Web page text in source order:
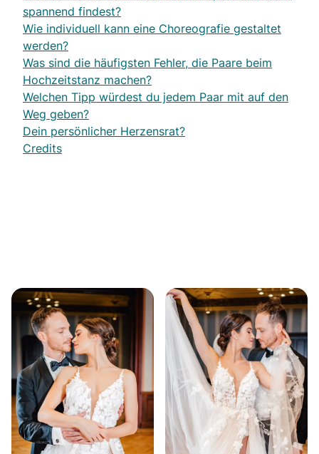
spannend findest?
Wie individuell kann eine Choreografie gestaltet
werden?
Was sind die häufigsten Fehler, die Paare beim
Hochzeitstanz machen?
Welchen Tipp würdest du jedem Paar mit auf den
Weg geben?
Dein persönlicher Herzensrat?
Credits